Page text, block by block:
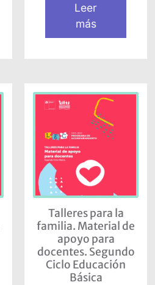
Leer
más
Talleres para la
familia. Material de
apoyo para
docentes. Segundo
Ciclo Educación
Básica